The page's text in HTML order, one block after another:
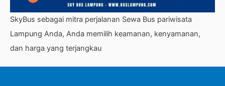
SkyBus sebagai mitra perjalanan Sewa Bus pariwisata
Lampung Anda, Anda memilih keamanan, kenyamanan,
dan harga yang terjangkau